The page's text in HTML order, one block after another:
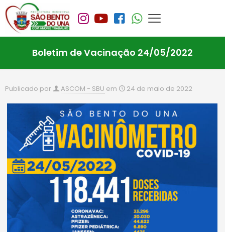
Boletim de Vacinação 24/05/2022
Publicado por ASCOM - SBU em 24 de maio de 2022